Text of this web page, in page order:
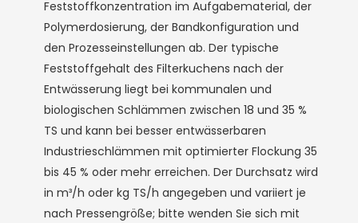
Feststoffkonzentration im Aufgabematerial, der
Polymerdosierung, der Bandkonfiguration und
den Prozesseinstellungen ab. Der typische
Feststoffgehalt des Filterkuchens nach der
Entwässerung liegt bei kommunalen und
biologischen Schlämmen zwischen 18 und 35 %
TS und kann bei besser entwässerbaren
Industrieschlämmen mit optimierter Flockung 35
bis 45 % oder mehr erreichen. Der Durchsatz wird
in m³/h oder kg TS/h angegeben und variiert je
nach Pressengröße; bitte wenden Sie sich mit